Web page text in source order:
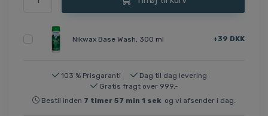
Nikwax Base Wash, 300 ml +39 DKK
103 % Prisgaranti
Dag til dag levering
Gratis fragt over 999,-
Bestil inden 7 timer 57 min 1 sek og vi afsender i dag.